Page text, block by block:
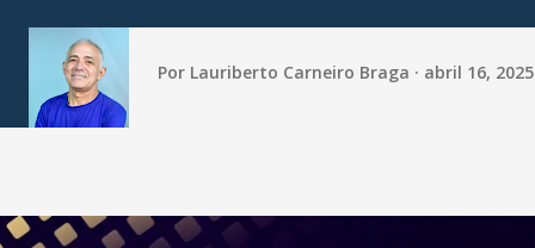
Por Lauriberto Carneiro Braga abril 16, 2025